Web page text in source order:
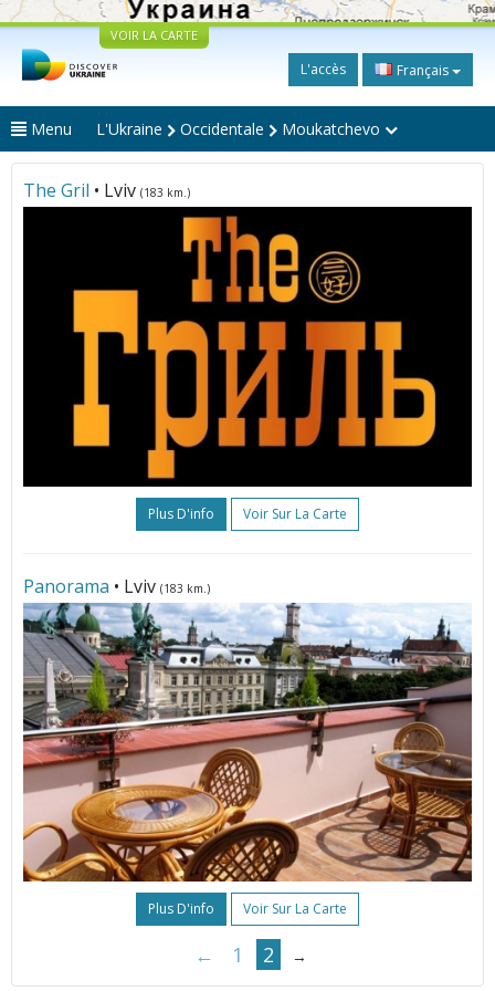
VOIR LA CARTE
L'accès Français
Menu L'Ukraine Occidentale Moukatchevo
Тhе Gril • Lviv (183 km.)
Plus D'info Voir Sur La Carte
Panorama • Lviv (183 km.)
Plus D'info Voir Sur La Carte
← 1 2 →